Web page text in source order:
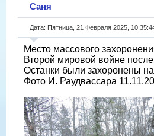
Саня
Дата: Пятница, 21 Февраля 2025,
Место массового
Второй мировой войне
Останки были захоронены
Фото И. Раудвассара